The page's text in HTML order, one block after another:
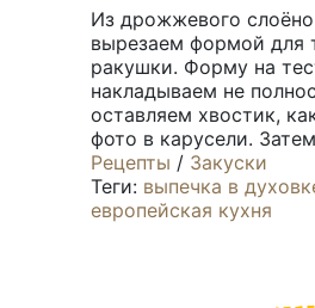
Из дрожжевого
вырезаем формой для
ракушки. Форму на
накладываем не
оставляем хвостик,
фото в карусели. Затем
Рецепты / Закуски
Теги: выпечка в
европейская кухня